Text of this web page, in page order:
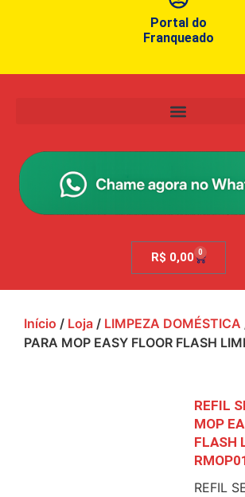
Portal do
Franqueado
R$ 0,00 0
Início / Loja / LIMPEZA DOMÉSTICA
PARA MOP EASY FLOOR FLASH
REFIL
MOP
FLASH
REFIL